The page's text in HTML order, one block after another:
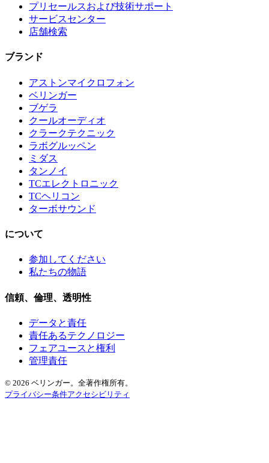
プリセールスおよび技術サポート
サービスセンター
店舗検索
ブランド
アストンマイクロフォン
ベリンガー
ブゲラ
クールオーディオ
クラークテクニック
ラボグルッペン
ミダス
タンノイ
TCエレクトロニック
TCヘリコン
ターボサウンド
について
参加してください
私たちの物語
信頼、倫理、透明性
データと責任
責任あるテクノロジー
フェアユースと権利
管理責任
© 2026 ベリンガー。全著作権所有。
プライバシー条件アクセシビリティ